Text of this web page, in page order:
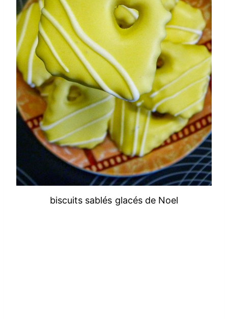
biscuits sablés glacés de Noel